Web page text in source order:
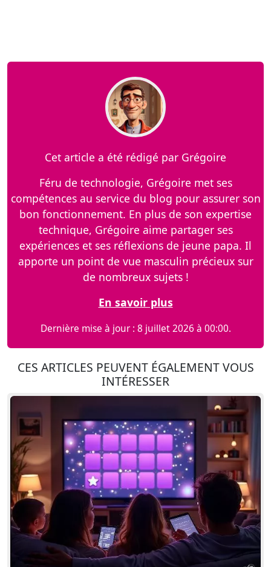
Cet article a été rédigé par Grégoire
Féru de technologie, Grégoire met ses
compétences au service du blog pour assurer son
bon fonctionnement. En plus de son expertise
technique, Grégoire aime partager ses
expériences et ses réflexions de jeune papa. Il
apporte un point de vue masculin précieux sur
de nombreux sujets !
En savoir plus
Dernière mise à jour : 8 juillet 2026 à 00:00.
CES ARTICLES PEUVENT ÉGALEMENT VOUS
INTÉRESSER